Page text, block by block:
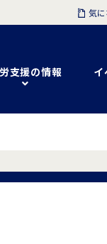
支援の情報 イ
気